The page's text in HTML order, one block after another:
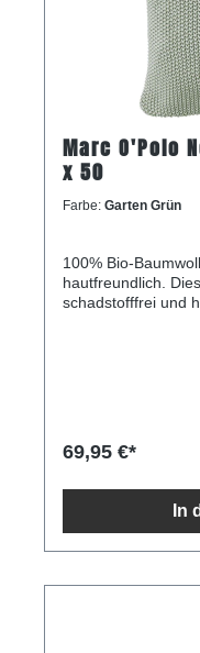
Marc O'Polo
x 50
Farbe: Garten Grün
100% Bio-
hautfreundlich.
schadstofffrei und
69,95 €*
In